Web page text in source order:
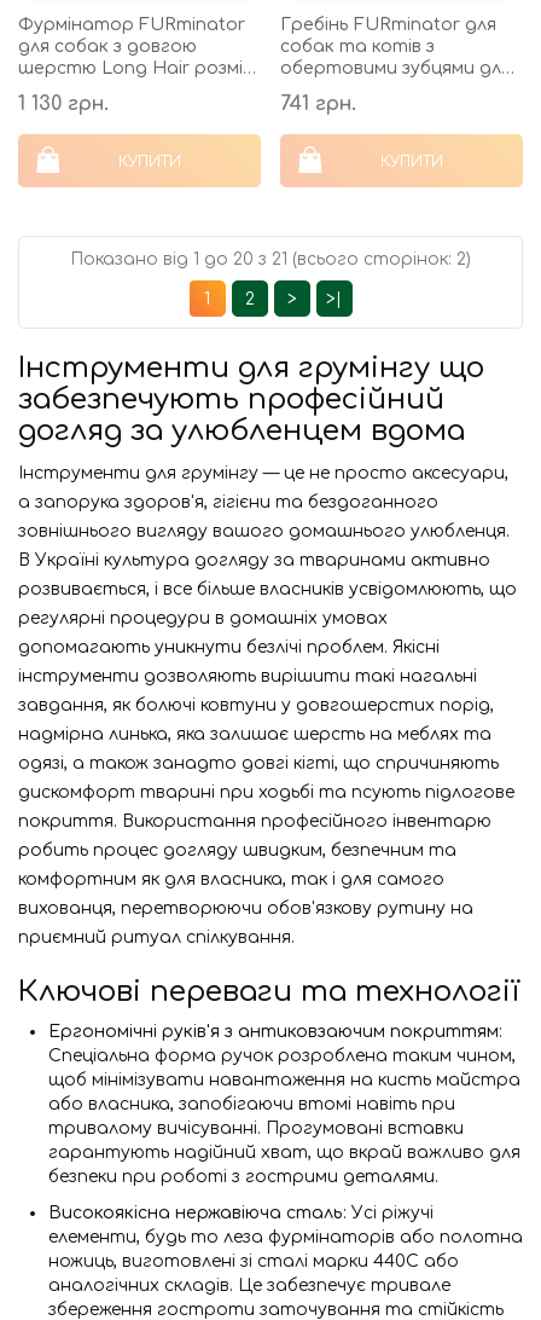
Фурмінатор FURminator
для собак з довгою
шерстю Long Hair розмір
XS
1 130 грн.
КУПИТИ
Гребінь FURminator для
собак та котів з
обертовими зубцями для
густої шерсті
741 грн.
КУПИТИ
Показано від 1 до 20 з 21 (всього сторінок: 2)
1 2 > >|
Інструменти для грумінгу що
забезпечують професійний
догляд за улюбленцем вдома
Інструменти для грумінгу — це не просто аксесуари,
а запорука здоров'я, гігієни та бездоганного
зовнішнього вигляду вашого домашнього улюбленця.
В Україні культура догляду за тваринами активно
розвивається, і все більше власників усвідомлюють, що
регулярні процедури в домашніх умовах
допомагають уникнути безлічі проблем. Якісні
інструменти дозволяють вирішити такі нагальні
завдання, як болючі ковтуни у довгошерстих порід,
надмірна линька, яка залишає шерсть на меблях та
одязі, а також занадто довгі кігті, що спричиняють
дискомфорт тварині при ходьбі та псують підлогове
покриття. Використання професійного інвентарю
робить процес догляду швидким, безпечним та
комфортним як для власника, так і для самого
вихованця, перетворюючи обов'язкову рутину на
приємний ритуал спілкування.
Ключові переваги та технології
Ергономічні руків'я з антиковзаючим покриттям:
Спеціальна форма ручок розроблена таким чином,
щоб мінімізувати навантаження на кисть майстра
або власника, запобігаючи втомі навіть при
тривалому вичісуванні. Прогумовані вставки
гарантують надійний хват, що вкрай важливо для
безпеки при роботі з гострими деталями.
Високоякісна нержавіюча сталь: Усі ріжучі
елементи, будь то леза фурмінаторів або полотна
ножиць, виготовлені зі сталі марки 440C або
аналогічних складів. Це забезпечує тривале
збереження гостроти заточування та стійкість